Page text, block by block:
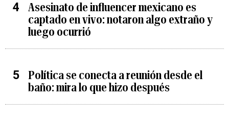
Asesinato de influencer mexicano es
captado en vivo: notaron algo extraño y
luego ocurrió
Política se conecta a reunión desde el
baño: mira lo que hizo después